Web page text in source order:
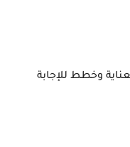
وخطط للإجابة